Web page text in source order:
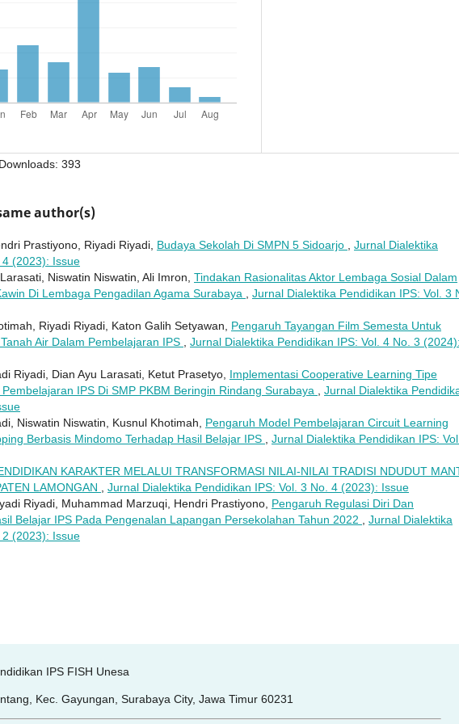
393
author(s)
Prastiyono, Riyadi Riyadi, Budaya Sekolah Di SMPN 5 Sidoarjo
Jurnal Dialektika
4 (2023): Issue
Niswatin Niswatin, Ali Imron, Tindakan Rasionalitas Aktor Lembaga Sosial Dalam
Di Lembaga Pengadilan Agama Surabaya
Jurnal Dialektika Pendidikan IPS: Vol. 3
Riyadi Riyadi, Katon Galih Setyawan, Pengaruh Tayangan Film Semesta Untuk
Air Dalam Pembelajaran IPS
Jurnal Dialektika Pendidikan IPS: Vol. 4 No. 3 (2024):
Riyadi, Dian Ayu Larasati, Ketut Prasetyo, Implementasi Cooperative Learning Tipe
IPS Di SMP PKBM Beringin Rindang Surabaya
Jurnal Dialektika
Niswatin Niswatin, Kusnul Khotimah, Pengaruh Model Pembelajaran Circuit Learning
Berbasis Mindomo Terhadap Hasil Belajar IPS
Jurnal Dialektika Pendidikan IPS:
KARAKTER MELALUI TRANSFORMASI NILAI-NILAI TRADISI NDUDUT
LAMONGAN
Jurnal Dialektika Pendidikan IPS: Vol. 3 No. 4 (2023): Issue
Riyadi, Muhammad Marzuqi, Hendri Prastiyono, Pengaruh Regulasi Diri Dan
Belajar IPS Pada Pengenalan Lapangan Persekolahan Tahun 2022
Jurnal Dialektika
2 (2023): Issue
IPS FISH Unesa
Gayungan, Surabaya City, Jawa Timur 60231